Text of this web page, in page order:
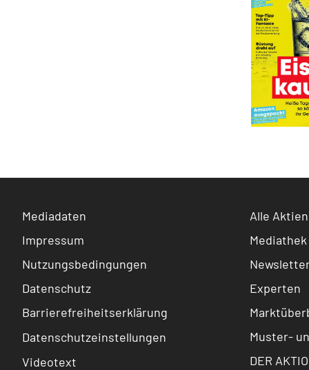
Mediadaten
Impressum
Nutzungsbedingungen
Datenschutz
Barrierefreiheitserklärung
Datenschutzeinstellungen
Videotext
Alle Aktien
Mediathek
Experten
Muster-
DER